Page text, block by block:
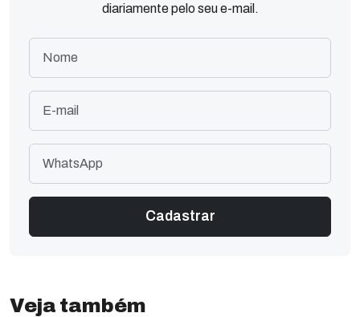
diariamente pelo seu e-mail.
Veja também